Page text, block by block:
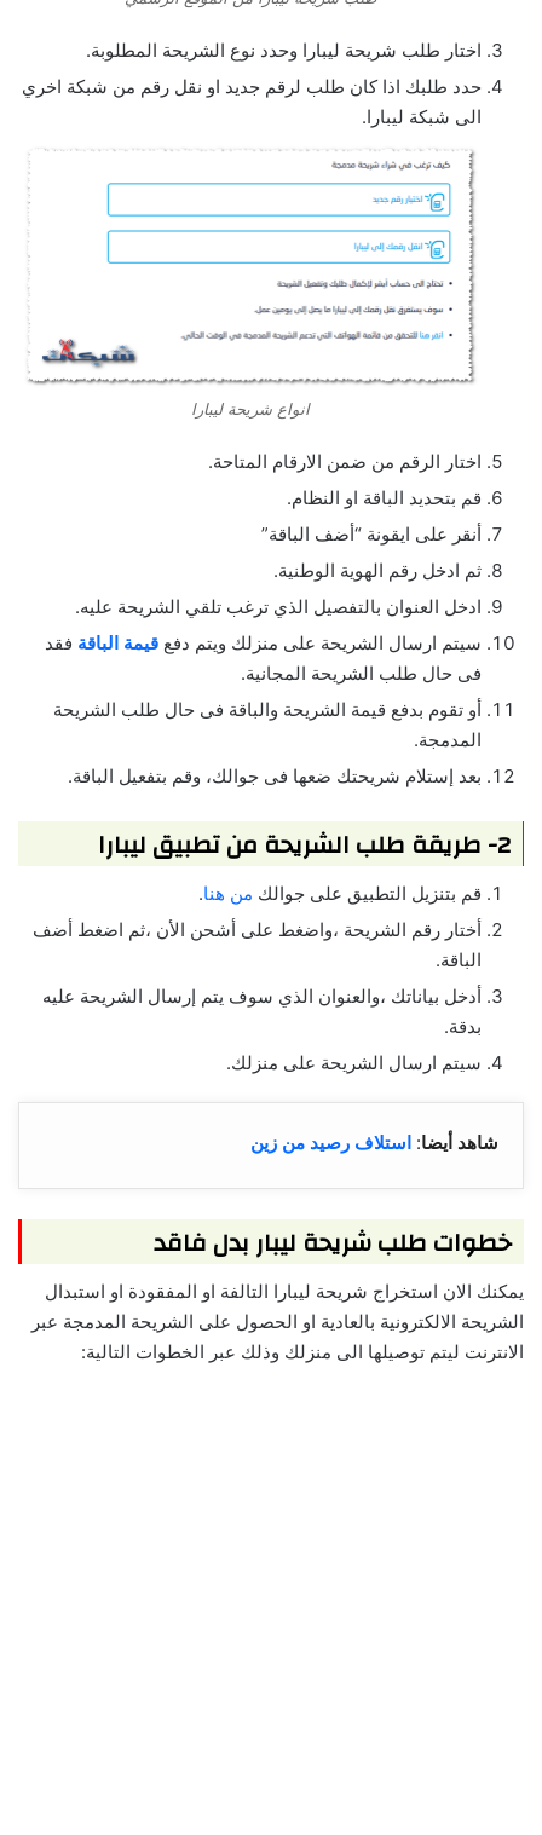
اختار طلب شريحة ليبارا وحدد نوع الشريحة المطلوبة.
حدد طلبك اذا كان طلب لرقم جديد او نقل رقم من شبكة اخري
الى شبكة ليبارا.
انواع شريحة ليبارا
اختار الرقم من ضمن الارقام المتاحة.
قم بتحديد الباقة او النظام.
أنقر على ايقونة “أضف الباقة”
ثم ادخل رقم الهوية الوطنية.
ادخل العنوان بالتفصيل الذي ترغب تلقي الشريحة عليه.
سيتم ارسال الشريحة على منزلك ويتم دفع قيمة الباقة فقد
فى حال طلب الشريحة المجانية.
أو تقوم بدفع قيمة الشريحة والباقة فى حال طلب الشريحة
المدمجة.
بعد إستلام شريحتك ضعها فى جوالك، وقم بتفعيل الباقة.
2- طريقة طلب الشريحة من تطبيق ليبارا
قم بتنزيل التطبيق على جوالك من هنا.
أختار رقم الشريحة ،واضغط على أشحن الأن ،ثم اضغط أضف
الباقة.
أدخل بياناتك ،والعنوان الذي سوف يتم إرسال الشريحة عليه
بدقة.
سيتم ارسال الشريحة على منزلك.
شاهد أيضا: استلاف رصيد من زين
خطوات طلب شريحة ليبار بدل فاقد
يمكنك الان استخراج شريحة ليبارا التالفة او المفقودة او استبدال
الشريحة الالكترونية بالعادية او الحصول على الشريحة المدمجة عبر
الانترنت ليتم توصيلها الى منزلك وذلك عبر الخطوات التالية: